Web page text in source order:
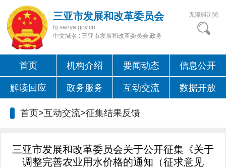
三亚市发展和改革委员会
fg.sanya.gov.cn
中文域名 : 三亚市发展和改革委员会.政务
无障碍浏览
首页 机构介绍 要闻动态 信息公开
解读回应 政务服务 互动交流 数据开放
首页>互动交流>征集结果反馈
三亚市发展和改革委员会关于公开征集《关于
调整完善农业用水价格的通知（征求意见